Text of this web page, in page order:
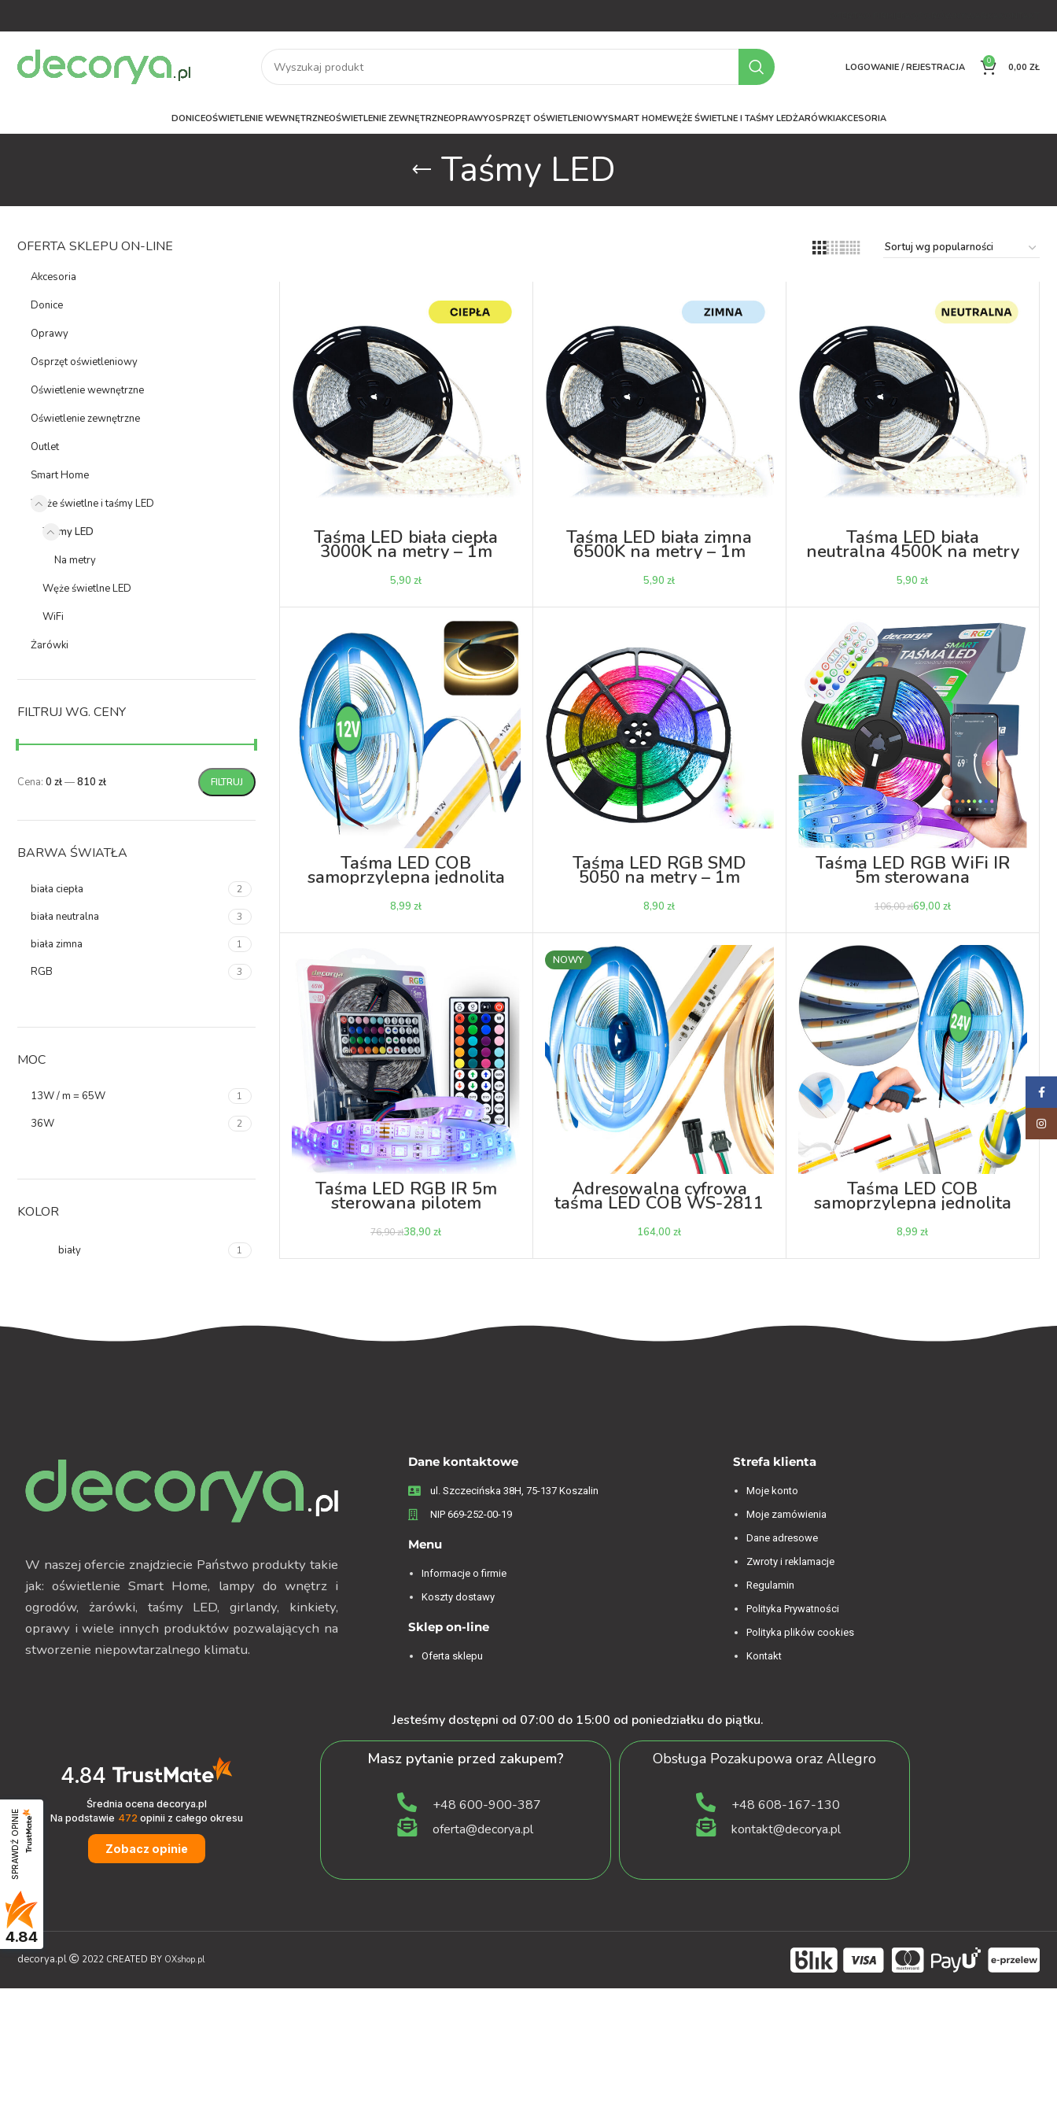
LOGOWANIE / REJESTRACJA
0
0,00 ZŁ
DONICEOŚWIETLENIE WEWNĘTRZNEOŚWIETLENIE ZEWNĘTRZNEOPRAWYOSPRZĘT OŚWIETLENIOWYSMART HOMEWĘŻE ŚWIETLNE I TAŚMY LEDŻARÓWKIAKCESORIA
Taśmy LED
OFERTA SKLEPU ON-LINE
Akcesoria
Donice
Oprawy
Osprzęt oświetleniowy
Oświetlenie wewnętrzne
Oświetlenie zewnętrzne
Outlet
Smart Home
Węże świetlne i taśmy LED
Taśmy LED
Na metry
Węże świetlne LED
WiFi
Żarówki
FILTRUJ WG. CENY
FILTRUJ
Cena: 0 zł—810 zł
BARWA ŚWIATŁA
biała ciepła 2
biała neutralna 3
biała zimna 1
RGB 3
MOC
13W / m = 65W 1
36W 2
KOLOR
biały 1
Taśma LED biała ciepła
3000K na metry – 1m
zł
Taśma LED biała zimna
6500K na metry – 1m
zł
Taśma LED biała
neutralna 4500K na metry
zł
Taśma LED COB
samoprzylepna jednolita
4000K 12V do przycinania
na metry
zł
Taśma LED RGB SMD
5050 na metry – 1m
zł
Taśma LED RGB WiFi IR
5m sterowana
106,00zł69,00 zł
Taśma LED RGB IR 5m
sterowana pilotem
76,90zł38,90zł
NOWY
Adresowalna cyfrowa
taśma LED COB WS-2811
3000K
zł
Taśma LED COB
samoprzylepna jednolita
4000K 24V do przycinania
na metry
zł
W naszej ofercie znajdziecie Państwo produkty takie
jak: oświetlenie Smart Home, lampy do wnętrz i
ogrodów, żarówki, taśmy LED, girlandy, kinkiety,
oprawy i wiele innych produktów pozwalających na
stworzenie niepowtarzalnego klimatu.
Dane kontaktowe
ul. Szczecińska 38H, 75-137 Koszalin
NIP 669-252-00-19
Menu
Informacje o firmie
Koszty dostawy
Sklep on-line
Oferta sklepu
Strefa klienta
Moje konto
Moje zamówienia
Dane adresowe
Zwroty i reklamacje
Regulamin
Polityka Prywatności
Polityka plików cookies
Kontakt
Jesteśmy dostępni od 07:00 do 15:00 od poniedziałku do piątku.
4.84
Średnia ocena decorya.pl
Na podstawie 472 opinii z całego okresu
Zobacz opinie
Masz pytanie przed zakupem?
+48 600-900-387
oferta@decorya.pl
Obsługa Pozakupowa oraz Allegro
+48 608-167-130
kontakt@decorya.pl
SPRAWDŹ OPINIE
4.84
decorya.pl 2022 CREATED BY OXshop.pl